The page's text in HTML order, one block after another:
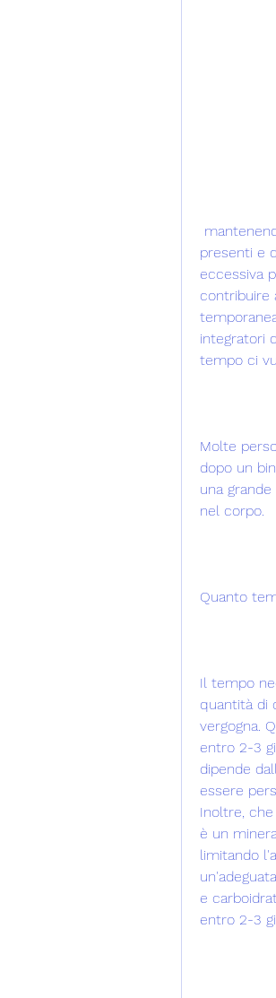
presenti e
eccessiva
contribuire
integratori
tempo ci
Molte
dopo un
una
nel corpo.
Quanto
Il tempo
quantità di
vergogna.
entro 2-3
dipende
essere
Inoltre,
è un
limitando
e
entro 2-3